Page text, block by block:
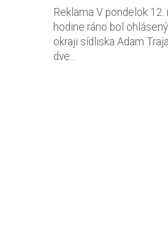
Reklama V pondelok
hodine ráno bol
okraji sídliska Adam
dve...